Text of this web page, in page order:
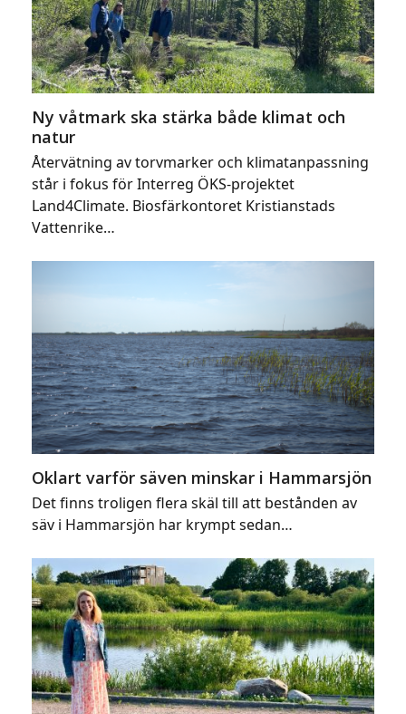
Ny våtmark ska stärka både klimat och
natur
Återvätning av torvmarker och klimatanpassning
står i fokus för Interreg ÖKS-projektet
Land4Climate. Biosfärkontoret Kristianstads
Vattenrike…
Oklart varför säven minskar i Hammarsjön
Det finns troligen flera skäl till att bestånden av
säv i Hammarsjön har krympt sedan…